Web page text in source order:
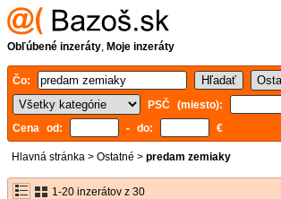
Obľúbené inzeráty, Moje inzeráty
Čo:
PSČ (miesto):
Cena od:
- do: €
Hlavná stránka > Ostatné > predam zemiaky
1-20 inzerátov z 30